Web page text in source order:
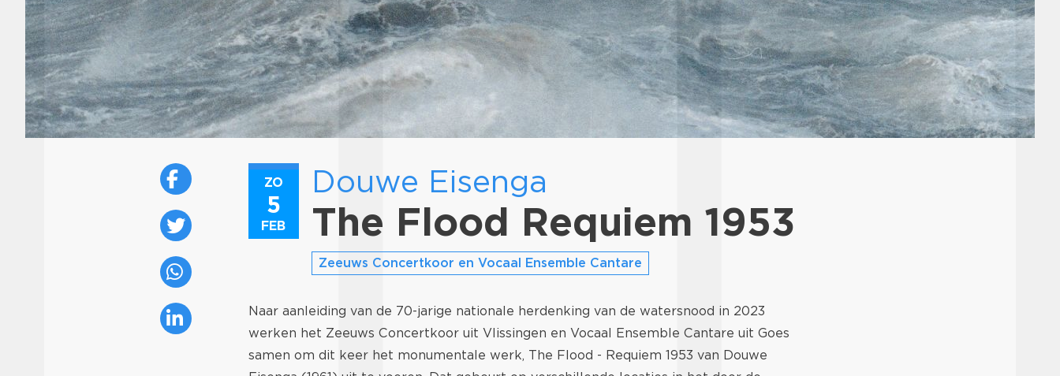
ZO
5
FEB
Douwe Eisenga
The Flood Requiem 1953
Zeeuws Concertkoor en Vocaal Ensemble Cantare
Naar aanleiding van de 70-jarige nationale herdenking van de watersnood in 2023
werken het Zeeuws Concertkoor uit Vlissingen en Vocaal Ensemble Cantare uit Goes
samen om dit keer het monumentale werk, The Flood - Requiem 1953 van Douwe